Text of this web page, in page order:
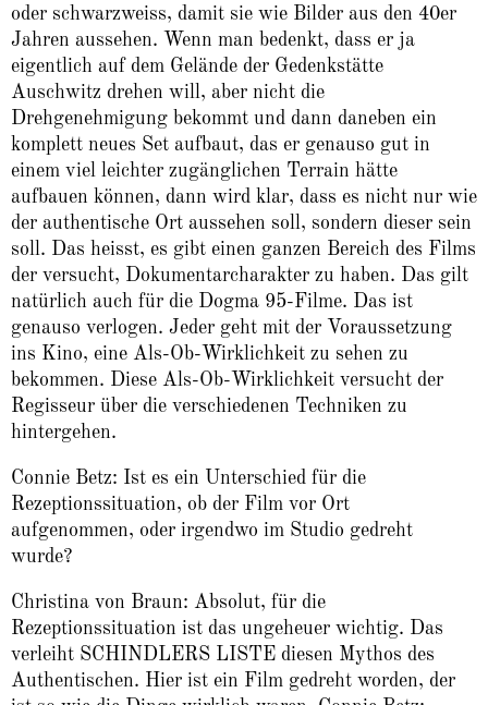
oder schwarzweiss, damit sie wie Bilder aus den 40er
Jahren aussehen. Wenn man bedenkt, dass er ja
eigentlich auf dem Gelände der Gedenkstätte
Auschwitz drehen will, aber nicht die
Drehgenehmigung bekommt und dann daneben ein
komplett neues Set aufbaut, das er genauso gut in
einem viel leichter zugänglichen Terrain hätte
aufbauen können, dann wird klar, dass es nicht nur wie
der authentische Ort aussehen soll, sondern dieser sein
soll. Das heisst, es gibt einen ganzen Bereich des Films
der versucht, Dokumentarcharakter zu haben. Das gilt
natürlich auch für die Dogma 95-Filme. Das ist
genauso verlogen. Jeder geht mit der Voraussetzung
ins Kino, eine Als-Ob-Wirklichkeit zu sehen zu
bekommen. Diese Als-Ob-Wirklichkeit versucht der
Regisseur über die verschiedenen Techniken zu
hintergehen.
Connie Betz: Ist es ein Unterschied für die
Rezeptionssituation, ob der Film vor Ort
aufgenommen, oder irgendwo im Studio gedreht
wurde?
Christina von Braun: Absolut, für die
Rezeptionssituation ist das ungeheuer wichtig. Das
verleiht SCHINDLERS LISTE diesen Mythos des
Authentischen. Hier ist ein Film gedreht worden, der